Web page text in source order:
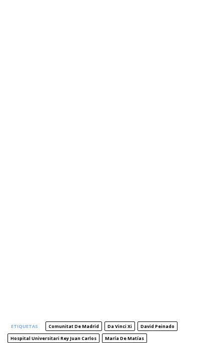
ETIQUETAS Comunitat De Madrid Da Vinci Xi
David Peinado
Hospital Universitari Rey Juan Carlos
María De Matías